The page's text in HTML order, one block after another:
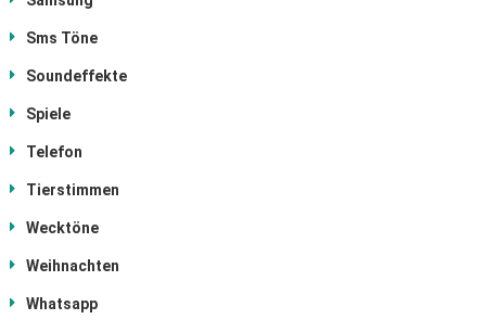
Sms Töne
Soundeffekte
Spiele
Telefon
Tierstimmen
Wecktöne
Weihnachten
Whatsapp